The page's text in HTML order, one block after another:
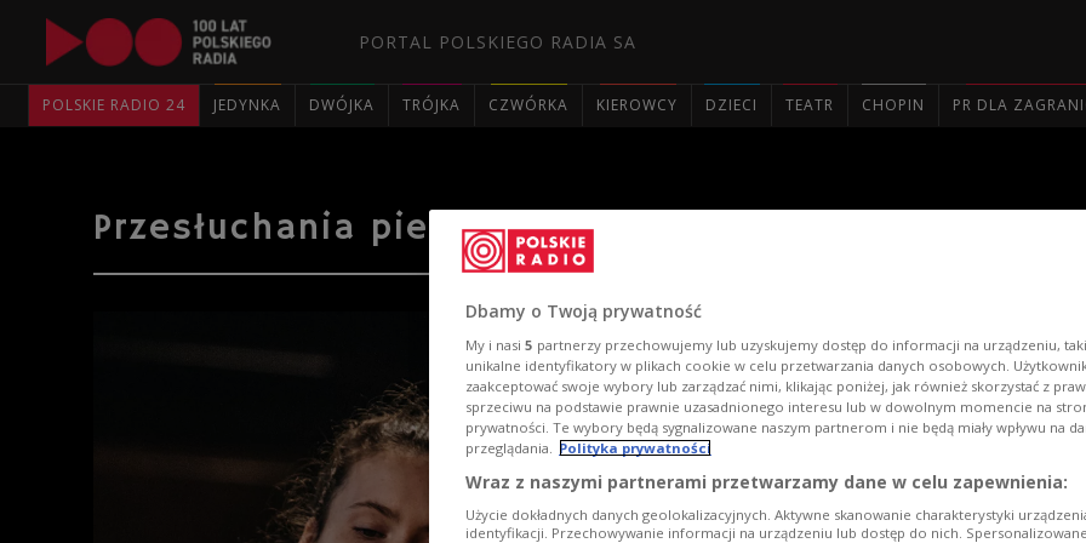
PORTAL POLSKIEGO RADIA SA
POLSKIE RADIO 24 JEDYNKA DWÓJKA TRÓJKA CZWÓRKA KIEROWCY DZIECI TEATR CHOPIN PR DLA
Przesłuchania pierwszego etapu Konkursu
Dbamy o Twoją prywatność
My i nasi 5 partnerzy przechowujemy lub uzyskujemy dostęp do informacji na urządzeniu,
unikalne identyfikatory w plikach cookie w celu przetwarzania danych osobowych.
zaakceptować swoje wybory lub zarządzać nimi, klikając poniżej, jak również skorzystać z
sprzeciwu na podstawie prawnie uzasadnionego interesu lub w dowolnym momencie na
prywatności. Te wybory będą sygnalizowane naszym partnerom i nie będą miały wpływu na
przeglądania. Polityka prywatności
Wraz z naszymi partnerami przetwarzamy dane w celu zapewnienia:
Użycie dokładnych danych geolokalizacyjnych. Aktywne skanowanie charakterystyki
identyfikacji. Przechowywanie informacji na urządzeniu lub dostęp do nich.